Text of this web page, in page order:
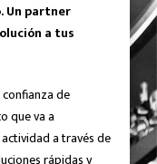
Un partner
a tus
de
que va a
a través de